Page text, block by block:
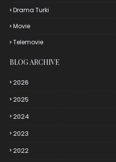
Drama Turki
Movie
Telemovie
BLOG ARCHIVE
2026
2025
2024
2023
2022